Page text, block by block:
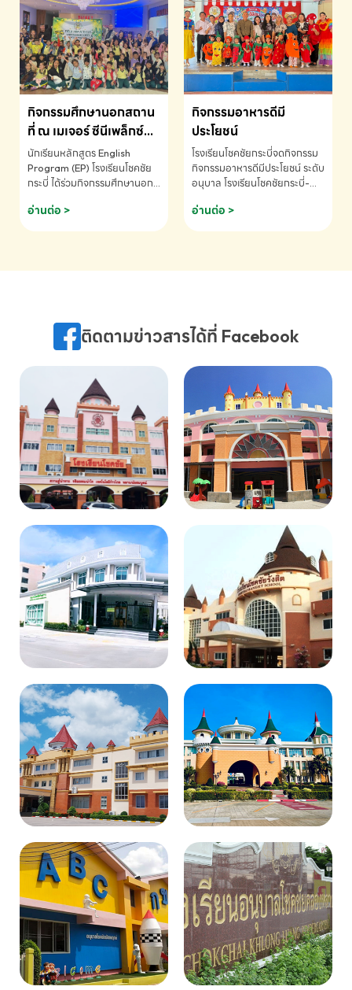
2569 ณ ประเทศสิงคโปร์
INTERNATIONAL
MATHEMATICS AND
MENTAL ARITHMETIC
COMPETITION 2026 - ถ้วย
รางวัลรองชนะเลิศอันดับที่ 2
Mental Arithmetic
Competition K2 - ถ้วยรางวัล
รองชนะเลิศอันดับที่ 2 Mental
K2(Grop) โรงเรียนโชคชัยกระบี่-
สอบถามข้อมูลเพิ่มเติม โทร.
075-691910
กิจกรรมศึกษานอกสถาน
ที่ ณ เมเจอร์ ซีนีเพล็กซ์
ระดับประถมศึกษา (EP.1-
6)
นักเรียนหลักสูตร English
Program (EP) โรงเรียนโชคชัย
กระบี่ ได้ร่วมกิจกรรมศึกษานอก
ชมภาพยนตร์ Toy Story 5
(Soundtrack)เพื่อเสริมทักษะ
ภาษา ผ่านประสบการณ์การเรียนรู้
075-691910
อ่านต่อ >
กิจกรรมอาหารดีมี
ประโยชน์
โรงเรียนโชคชัยกระบี่จดกิจกรรม
กิจกรรมอาหารดีมีประโยชน์ ระดับ
อนุบาล โรงเรียนโชคชัยกระบี่-
075-691910
อ่านต่อ >
ติดตามข่าวสารได้ที่ Facebook